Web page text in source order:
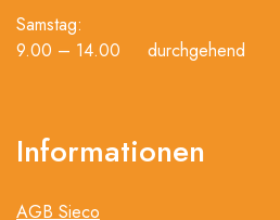
Samstag:
9.00 – 14.00 durchgehend
Informationen
AGB Sieco